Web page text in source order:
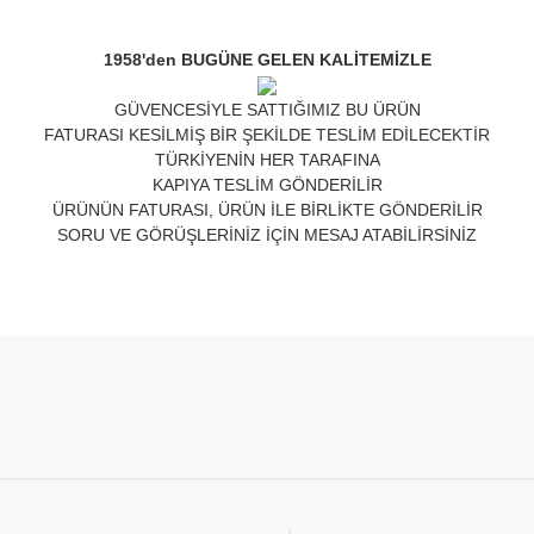
1958'den BUGÜNE GELEN KALİTEMİZLE
GÜVENCESİYLE SATTIĞIMIZ BU ÜRÜN
FATURASI KESİLMİŞ BİR ŞEKİLDE TESLİM EDİLECEKTİR
TÜRKİYENİN HER TARAFINA
KAPIYA TESLİM GÖNDERİLİR
ÜRÜNÜN FATURASI, ÜRÜN İLE BİRLİKTE GÖNDERİLİR
SORU VE GÖRÜŞLERİNİZ İÇİN MESAJ ATABİLİRSİNİZ